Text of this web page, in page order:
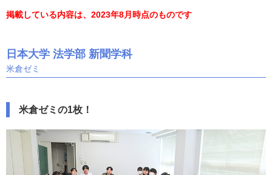
掲載している内容は、2023年8月時点のものです
日本大学 法学部 新聞学科
米倉ゼミ
米倉ゼミの1枚！